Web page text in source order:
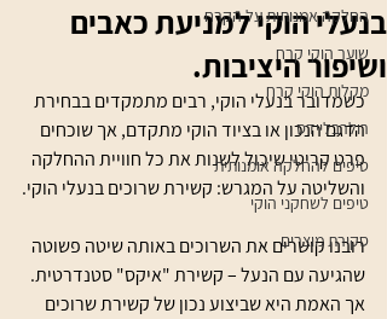
החלקה אמנותית על הקרח
שוער הוקי קרח
מקלות הוקי קרח
רולרבליידס
טיפים להחלקה אומנותית
טיפים לשחקני הוקי
סקירת מוצרים
בנעלי הוקי למניעת כאבים
ושיפור היציבות.
כשמדובר בנעלי הוקי, רבים מתמקדים בבחירת
הדגם הנכון או בציוד הוקי מתקדם, אך שוכחים
פרט קריטי שיכול לשנות את כל חוויית ההחלקה
והשליטה על המגרש: קשירת שרוכים בנעלי הוקי.
רובנו קושרים את השרוכים באותה שיטה פשוטה
שהגיעה עם הנעל – קשירת "איקס" סטנדרטית.
אך האמת היא שביצוע נכון של קשירת שרוכים